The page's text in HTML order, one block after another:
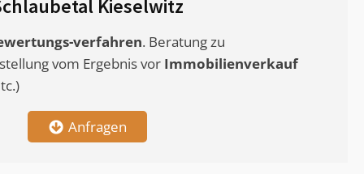
Kieselwitz
verfahren. Beratung zu
vom Ergebnis vor Immobilienverkauf
Anfragen